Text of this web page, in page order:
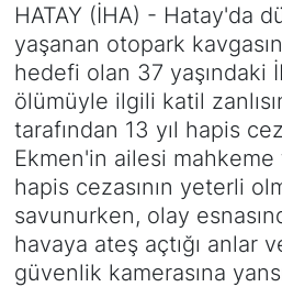
HATAY (İHA) - Hatay'da
yaşanan otopark
hedefi olan 37 yaşındaki
ölümüyle ilgili katil
tarafından 13 yıl hapis
Ekmen'in ailesi mahkeme
hapis cezasının yeterli
savunurken, olay
havaya ateş açtığı anlar
güvenlik kamerasına
MAGAZİN
SAĞLIK
Siyaset
YEREL HABER
Haberde insan
Son Dakika Haberleri
Haber Arşivi